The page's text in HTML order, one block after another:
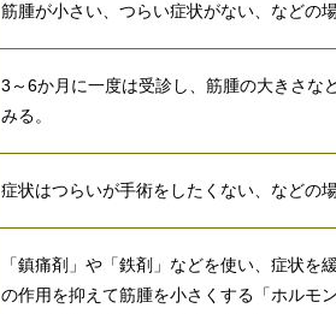
筋腫が小さい、つらい症状がない、などの
3～6か月に一度は受診し、筋腫の大きさな
みる。
症状はつらいが手術をしたくない、などの
「鎮痛剤」や「鉄剤」などを使い、症状を
の作用を抑えて筋腫を小さくする「ホルモ